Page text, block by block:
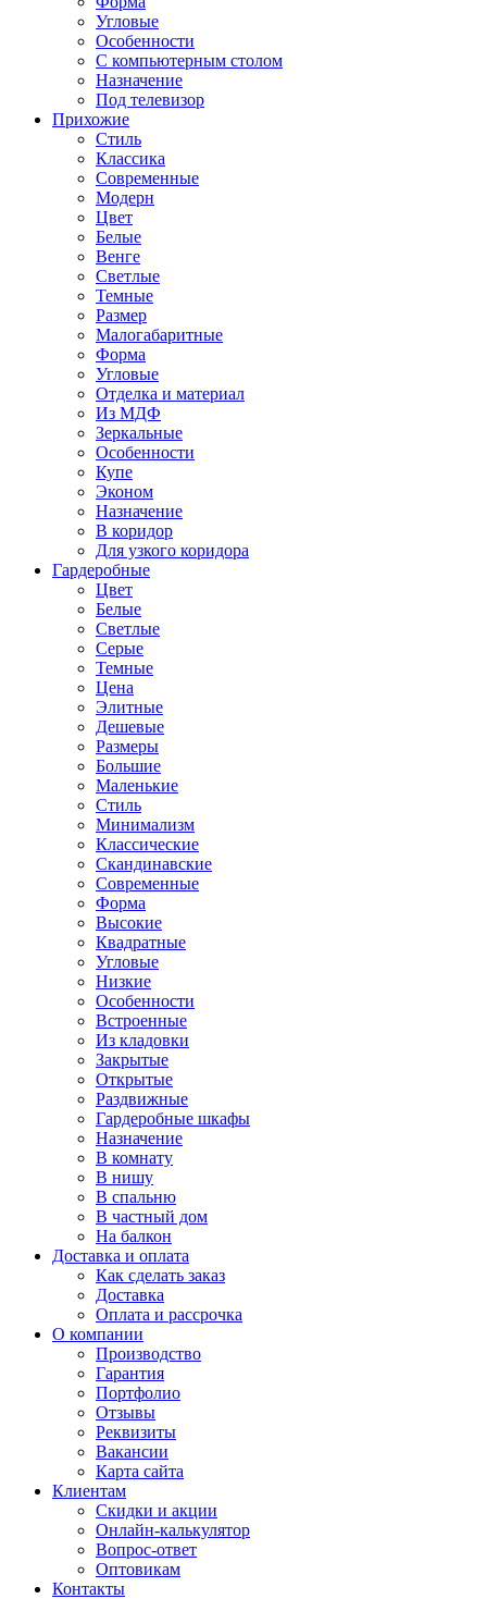
Угловые
Особенности
С компьютерным столом
Назначение
Под телевизор
Прихожие
Стиль
Классика
Современные
Модерн
Цвет
Белые
Венге
Светлые
Темные
Размер
Малогабаритные
Форма
Угловые
Отделка и материал
Из МДФ
Зеркальные
Особенности
Купе
Эконом
Назначение
В коридор
Для узкого коридора
Гардеробные
Цвет
Белые
Светлые
Серые
Темные
Цена
Элитные
Дешевые
Размеры
Большие
Маленькие
Стиль
Минимализм
Классические
Скандинавские
Современные
Форма
Высокие
Квадратные
Угловые
Низкие
Особенности
Встроенные
Из кладовки
Закрытые
Открытые
Раздвижные
Гардеробные шкафы
Назначение
В комнату
В нишу
В спальню
В частный дом
На балкон
Доставка и оплата
Как сделать заказ
Доставка
Оплата и рассрочка
О компании
Производство
Гарантия
Портфолио
Отзывы
Реквизиты
Вакансии
Карта сайта
Клиентам
Скидки и акции
Онлайн-калькулятор
Вопрос-ответ
Оптовикам
Контакты